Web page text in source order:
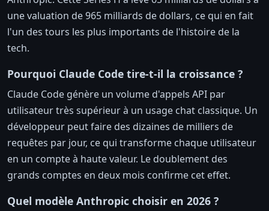
une valuation de 965 milliards de dollars, ce qui en fait
l'un des tours les plus importants de l'histoire de la
tech.
Pourquoi Claude Code tire-t-il la croissance ?
Claude Code génère un volume d'appels API par
utilisateur très supérieur à un usage chat classique. Un
développeur peut faire des dizaines de milliers de
requêtes par jour, ce qui transforme chaque utilisateur
en un compte à haute valeur. Le doublement des
grands comptes en deux mois confirme cet effet.
Quel modèle Anthropic choisir en 2026 ?